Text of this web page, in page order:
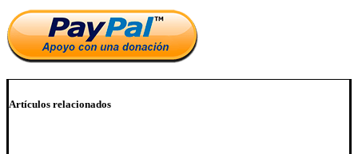
Artículos relacionados